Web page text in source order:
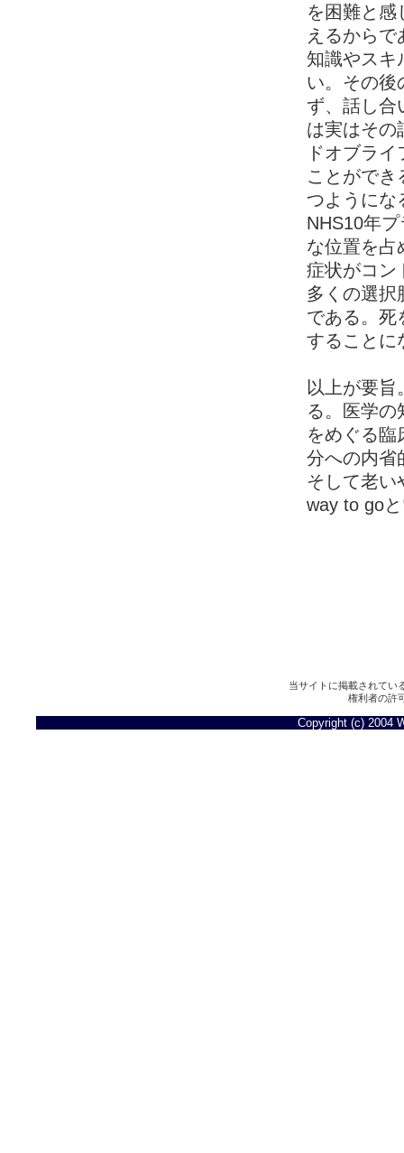
を困難と感
えるから
知識やスキ
い。その後
ず、話し合
は実はその
ドオブラ
ことができ
つようにな
NHS10年
な位置を占
症状がコン
多くの選択
である。死
することに
以上が要旨
る。医学の
をめぐる臨
分への内省
そして老い
way to go
当サイトに掲載されてい
権利者の許
Copyright (c) 2004